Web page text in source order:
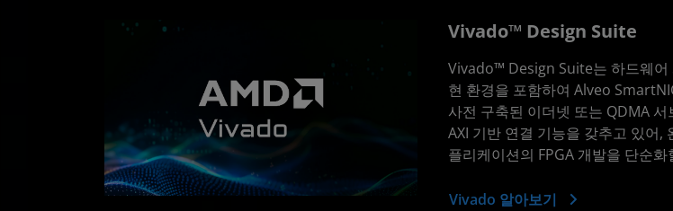
Vivado™ Design Suite
Vivado™ Design Suite는 하드웨어
현 환경을 포함하여 Alveo
사전 구축된 이더넷 또는 QDMA
AXI 기반 연결 기능을 갖추고 있어,
플리케이션의 FPGA 개발을 단순
Vivado 알아보기